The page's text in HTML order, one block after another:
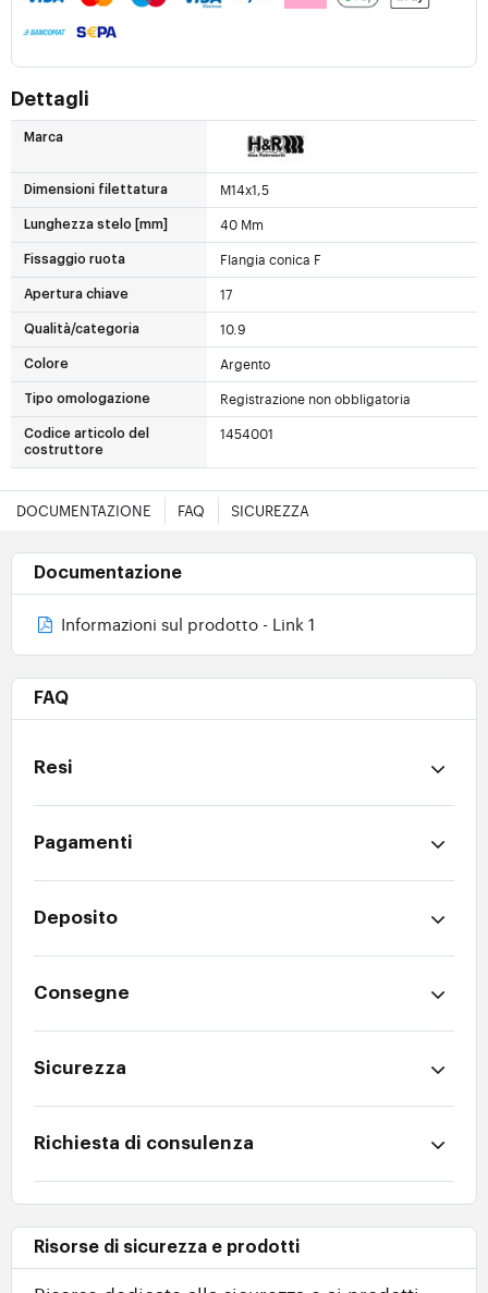
Dettagli
Marca
Dimensioni filettatura M14x1,5
Lunghezza stelo [mm] 40 Mm
Fissaggio ruota Flangia conica F
Apertura chiave 17
Qualità/categoria 10.9
Colore Argento
Tipo omologazione Registrazione non obbligatoria
Codice articolo del
costruttore
1454001
DOCUMENTAZIONE FAQ SICUREZZA
Documentazione
Informazioni sul prodotto - Link 1
FAQ
Resi
Pagamenti
Deposito
Consegne
Sicurezza
Richiesta di consulenza
Risorse di sicurezza e prodotti